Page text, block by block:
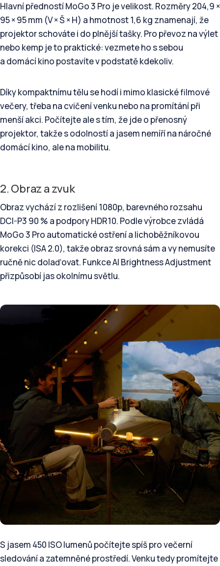
Hlavní předností MoGo 3 Pro je velikost. Rozměry 204,9 ×
95 × 95 mm (V × Š × H) a hmotnost 1,6 kg znamenají, že
projektor schováte i do plnější tašky. Pro převoz na výlet
nebo kemp je to praktické: vezmete ho s sebou
a domácí kino postavíte v podstatě kdekoliv.
Díky kompaktnímu tělu se hodí i mimo klasické filmové
večery, třeba na cvičení venku nebo na promítání při
menší akci. Počítejte ale s tím, že jde o přenosný
projektor, takže s odolností a jasem nemíří na náročné
domácí kino, ale na mobilitu.
2. Obraz a zvuk
Obraz vychází z rozlišení 1080p, barevného rozsahu
DCI-P3 90 % a podpory HDR10. Podle výrobce zvládá
MoGo 3 Pro automatické ostření a lichoběžníkovou
korekci (ISA 2.0), takže obraz srovná sám a vy nemusíte
ručně nic dolaďovat. Funkce AI Brightness Adjustment
přizpůsobí jas okolnímu světlu.
S jasem 450 ISO lumenů počítejte spíš pro večerní
sledování a zatemněné prostředí. Venku tedy promítejte